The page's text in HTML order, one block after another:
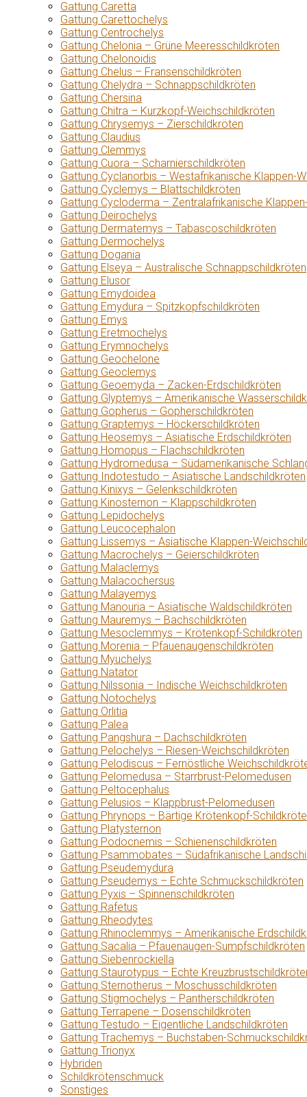
Gattung Caretta
Gattung Carettochelys
Gattung Centrochelys
Gattung Chelonia – Grüne Meeresschildkröten
Gattung Chelonoidis
Gattung Chelus – Fransenschildkröten
Gattung Chelydra – Schnappschildkröten
Gattung Chersina
Gattung Chitra – Kurzkopf-Weichschildkröten
Gattung Chrysemys – Zierschildkröten
Gattung Claudius
Gattung Clemmys
Gattung Cuora – Scharnierschildkröten
Gattung Cyclanorbis – Westafrikanische Klappen-
Gattung Cyclemys – Blattschildkröten
Gattung Cycloderma – Zentralafrikanische
Gattung Deirochelys
Gattung Dermatemys – Tabascoschildkröten
Gattung Dermochelys
Gattung Dogania
Gattung Elseya – Australische Schnappschildkröten
Gattung Elusor
Gattung Emydoidea
Gattung Emydura – Spitzkopfschildkröten
Gattung Emys
Gattung Eretmochelys
Gattung Erymnochelys
Gattung Geochelone
Gattung Geoclemys
Gattung Geoemyda – Zacken-Erdschildkröten
Gattung Glyptemys – Amerikanische
Gattung Gopherus – Gopherschildkröten
Gattung Graptemys – Höckerschildkröten
Gattung Heosemys – Asiatische Erdschildkröten
Gattung Homopus – Flachschildkröten
Gattung Hydromedusa – Südamerikanische
Gattung Indotestudo – Asiatische Landschildkröten
Gattung Kinixys – Gelenkschildkröten
Gattung Kinosternon – Klappschildkröten
Gattung Lepidochelys
Gattung Leucocephalon
Gattung Lissemys – Asiatische Klappen-
Gattung Macrochelys – Geierschildkröten
Gattung Malaclemys
Gattung Malacochersus
Gattung Malayemys
Gattung Manouria – Asiatische Waldschildkröten
Gattung Mauremys – Bachschildkröten
Gattung Mesoclemmys – Krötenkopf-Schildkröten
Gattung Morenia – Pfauenaugenschildkröten
Gattung Myuchelys
Gattung Natator
Gattung Nilssonia – Indische Weichschildkröten
Gattung Notochelys
Gattung Orlitia
Gattung Palea
Gattung Pangshura – Dachschildkröten
Gattung Pelochelys – Riesen-Weichschildkröten
Gattung Pelodiscus – Fernöstliche
Gattung Pelomedusa – Starrbrust-Pelomedusen
Gattung Peltocephalus
Gattung Pelusios – Klappbrust-Pelomedusen
Gattung Phrynops – Bärtige Krötenkopf-
Gattung Platysternon
Gattung Podocnemis – Schienenschildkröten
Gattung Psammobates – Südafrikanische
Gattung Pseudemydura
Gattung Pseudemys – Echte Schmuckschildkröten
Gattung Pyxis – Spinnenschildkröten
Gattung Rafetus
Gattung Rheodytes
Gattung Rhinoclemmys – Amerikanische
Gattung Sacalia – Pfauenaugen-Sumpfschildkröten
Gattung Siebenrockiella
Gattung Staurotypus – Echte
Gattung Sternotherus – Moschusschildkröten
Gattung Stigmochelys – Pantherschildkröten
Gattung Terrapene – Dosenschildkröten
Gattung Testudo – Eigentliche Landschildkröten
Gattung Trachemys – Buchstaben-
Gattung Trionyx
Hybriden
Schildkrötenschmuck
Sonstiges